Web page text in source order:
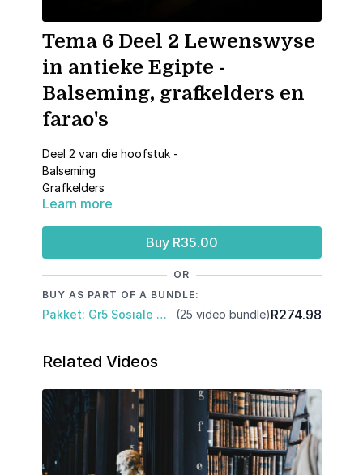
Tema 6 Deel 2 Lewenswyse
in antieke Egipte -
Balseming, grafkelders en
farao's
Deel 2 van die hoofstuk -
Balseming
Grafkelders
Farao's
Learn more
Buy R35.00
OR
BUY AS PART OF A BUNDLE:
Pakket: Gr5 Sosiale Wetenskappe: Kwartaal 3 (25 video bundle)R274.98
Related Videos